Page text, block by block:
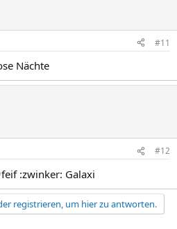
#11
Nächte
#12
feif :zwinker: Galaxi
registrieren, um hier zu antworten.